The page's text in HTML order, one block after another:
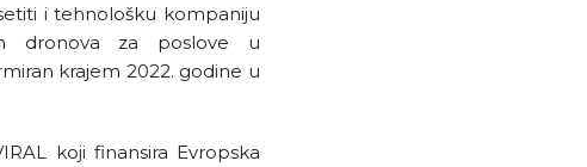
i tehnološku kompaniju
dronova za poslove u
krajem 2022. godine u
koji finansira Evropska